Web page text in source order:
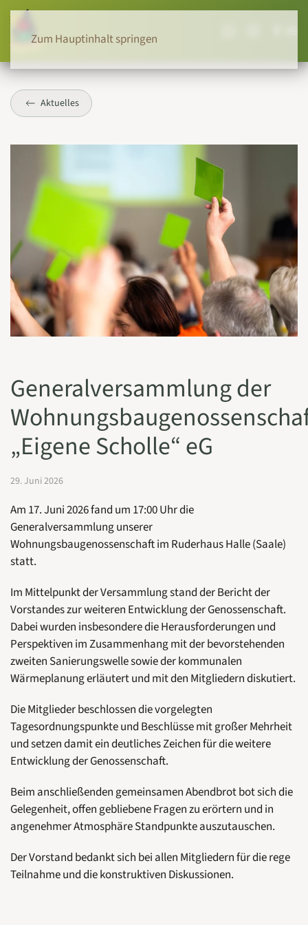
Zum Hauptinhalt springen
Aktuelles
Generalversammlung der
„Eigene Scholle“ eG
29. Juni 2026
Am 17. Juni 2026 fand um 17:00 Uhr die
Generalversammlung unserer
Wohnungsbaugenossenschaft im Ruderhaus Halle (Saale)
statt.
Im Mittelpunkt der Versammlung stand der Bericht der
Vorstandes zur weiteren Entwicklung der Genossenschaft.
Dabei wurden insbesondere die Herausforderungen und
Perspektiven im Zusammenhang mit der bevorstehenden
zweiten Sanierungswelle sowie der kommunalen
Wärmeplanung erläutert und mit den Mitgliedern diskutiert.
Die Mitglieder beschlossen die vorgelegten
Tagesordnungspunkte und Beschlüsse mit großer Mehrheit
und setzen damit ein deutliches Zeichen für die weitere
Entwicklung der Genossenschaft.
Beim anschließenden gemeinsamen Abendbrot bot sich die
Gelegenheit, offen gebliebene Fragen zu erörtern und in
angenehmer Atmosphäre Standpunkte auszutauschen.
Der Vorstand bedankt sich bei allen Mitgliedern für die rege
Teilnahme und die konstruktiven Diskussionen.